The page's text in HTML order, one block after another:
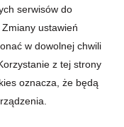
serwisów do
ustawień
w dowolnej chwili
z tej strony
oznacza, że będą